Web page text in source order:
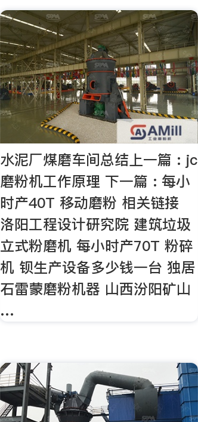
水泥厂煤磨车间总结上一篇 : jc
磨粉机工作原理 下一篇 : 每小
时产40T 移动磨粉 相关链接
洛阳工程设计研究院 建筑垃圾
立式粉磨机 每小时产70T 粉碎
机 钡生产设备多少钱一台 独居
石雷蒙磨粉机器 山西汾阳矿山
…